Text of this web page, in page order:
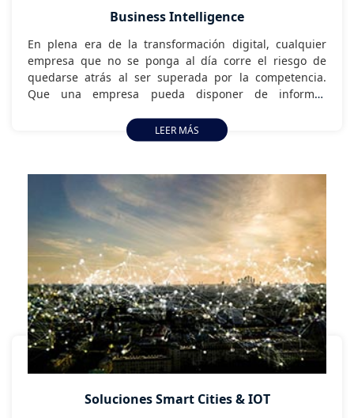
Business Intelligence
En plena era de la transformación digital, cualquier
empresa que no se ponga al día corre el riesgo de
quedarse atrás al ser superada por la competencia.
Que una empresa pueda disponer de informes
la competencia, se convierte en algo indispensable.
LEER MÁS
Soluciones Smart Cities & IOT